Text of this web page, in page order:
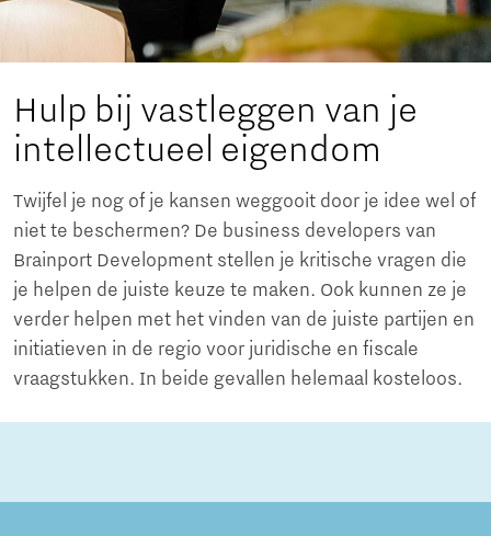
Hulp bij vastleggen van je
intellectueel eigendom
Twijfel je nog of je kansen weggooit door je idee wel of
niet te beschermen? De business developers van
Brainport Development stellen je kritische vragen die
je helpen de juiste keuze te maken. Ook kunnen ze je
verder helpen met het vinden van de juiste partijen en
initiatieven in de regio voor juridische en fiscale
vraagstukken. In beide gevallen helemaal kosteloos.